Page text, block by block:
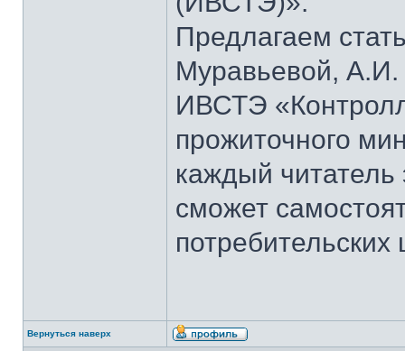
Предлагаем
Муравьевой, А.И.
ИВСТЭ
прожиточного
каждый читатель
сможет
потребительских
Вернуться наверх